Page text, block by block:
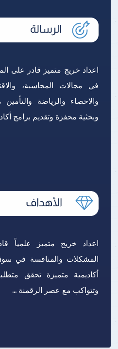
اعداد خريج متميز قادر على
في مجالات المحاسبة،
والاحصاء والرياضة
وبحثية محفزة وتقديم برامج
اعداد خريج متميز علمياً
المشكلات والمنافسة في
أكاديمية متميزة تحقق
وتتواكب مع عصر الرقمنة ...